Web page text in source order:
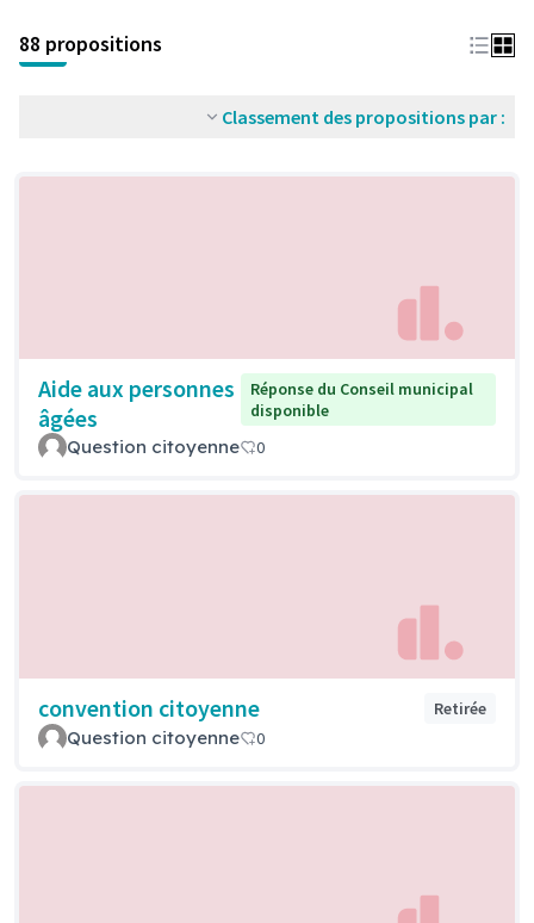
88 propositions
Classement des propositions par :
Aide aux personnes
âgées
Réponse du Conseil municipal
disponible
Question citoyenne 0
convention citoyenne Retirée
Question citoyenne 0